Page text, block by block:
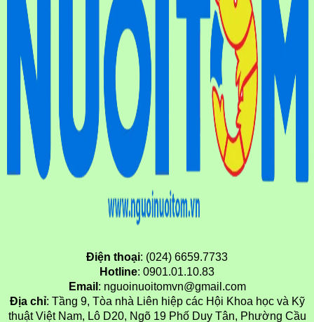
Điện thoại: (024) 6659.7733
Hotline: 0901.01.10.83
Email : nguoinuoitomvn@gmail.com
Địa chỉ: Tầng 9, Tòa nhà Liên hiệp các Hội Khoa học và Kỹ
thuật Việt Nam, Lô D20, Ngõ 19 Phố Duy Tân, Phường Cầu